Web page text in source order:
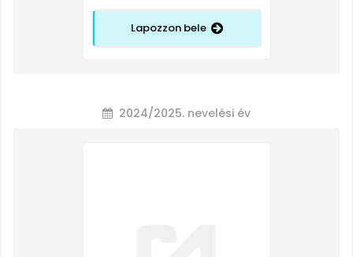
Lapozzon bele
2024/2025. nevelési év